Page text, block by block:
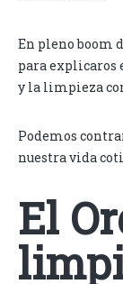
En pleno boom
para explicaros
y la limpieza
Podemos
nuestra vida
El